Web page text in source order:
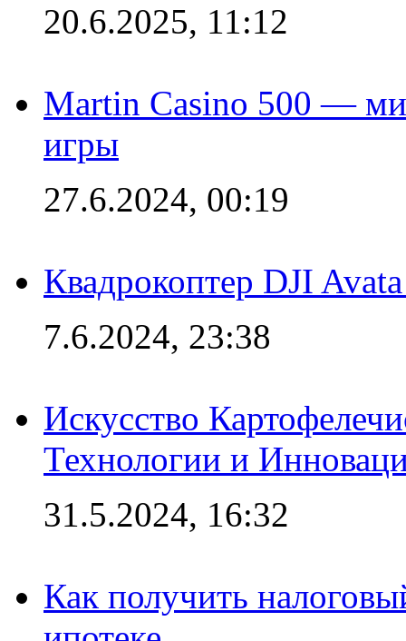
20.6.2025, 11:12
Martin Casino 500 —
игры
27.6.2024, 00:19
Квадрокоптер DJI
7.6.2024, 23:38
Искусство
Технологии и
31.5.2024, 16:32
Как получить